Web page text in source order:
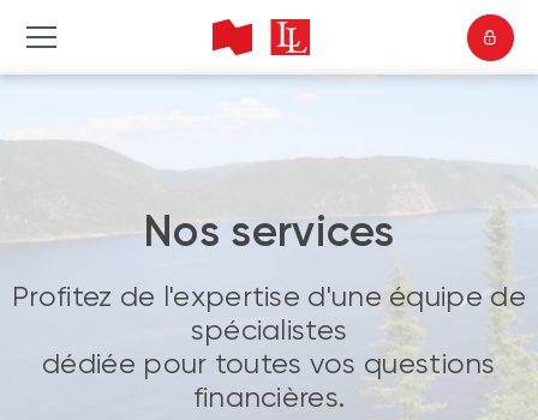
Nos services
Profitez de l'expertise d'une équipe de
spécialistes
dédiée pour toutes vos questions
financières.